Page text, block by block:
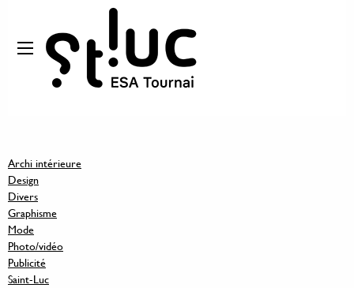
Archi intérieure
Design
Divers
Graphisme
Mode
Photo/vidéo
Publicité
Saint-Luc